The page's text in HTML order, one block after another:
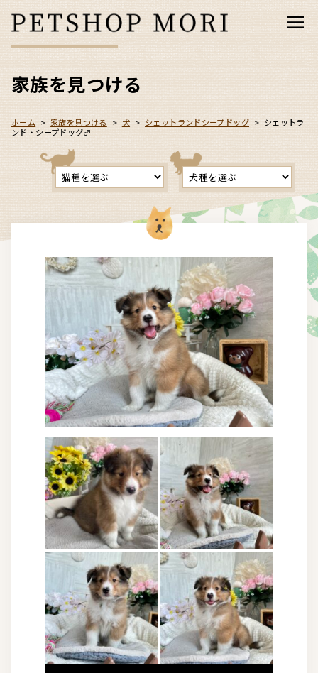
家族を見つける
ホーム > 家族を見つける > 犬 > シェットランドシープドッグ > シェットラ
ンド・シープドッグ♂